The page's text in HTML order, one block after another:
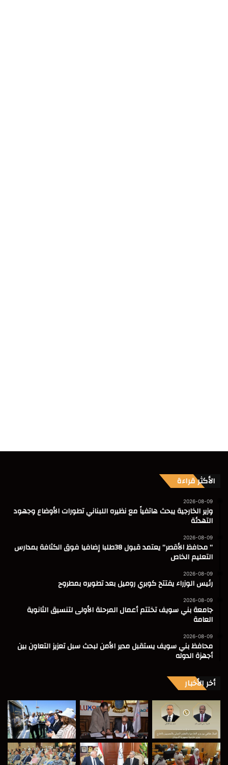
الأكثر قراءة
2026-08-09
وزير الخارجية يبحث هاتفياً مع نظيره اللبناني تطورات الأوضاع وجهود
التهدئة
2026-08-09
” محافظ الأقصر” يعتمد قبول 38طلبا إضافيا فوق الكثافة بمدارس
التعليم الخاص
2026-08-09
رئيس الوزراء يفتتح كوبري روميل بعد تطويره بمطروح
2026-08-09
جامعة بني سويف تختتم أعمال المرحلة الأولى لتنسيق الثانوية
العامة
2026-08-09
محافظ بني سويف يستقبل مدير الأمن لبحث سبل تعزيز التعاون بين
أجهزة الدوله
أخر الأخبار